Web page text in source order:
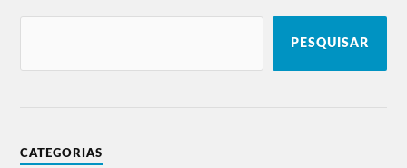
PESQUISAR
CATEGORIAS